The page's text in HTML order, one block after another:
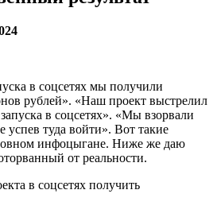
в соцсетях мы получили
рублей». «Наш проект выстрелил
в соцсетях». «Мы взорвали
туда войти». Вот такие
инфоцыгане. Ниже же даю
от реальности.